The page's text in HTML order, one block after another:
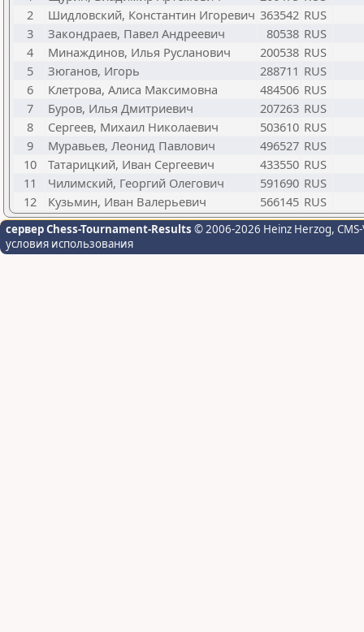
2
Шидловский, Константин Игоревич 363542 RUS
3
Закондраев, Павел Андреевич 80538 RUS
4
Минаждинов, Илья Русланович 200538 RUS
5
Зюганов, Игорь 288711 RUS
6
Клетрова, Алиса Максимовна 484506 RUS
7
Буров, Илья Дмитриевич 207263 RUS
8
Сергеев, Михаил Николаевич 503610 RUS
9
Муравьев, Леонид Павлович 496527 RUS
10
Татарицкий, Иван Сергеевич 433550 RUS
11
Чилимский, Георгий Олегович 591690 RUS
12
Кузьмин, Иван Валерьевич 566145 RUS
сервер Chess-Tournament-Results © 2006-2026 Heinz Herzog,
условия использования